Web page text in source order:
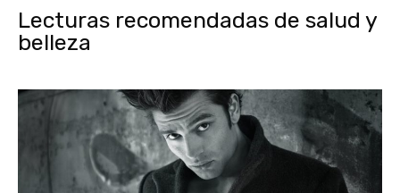
Lecturas recomendadas de salud y
belleza